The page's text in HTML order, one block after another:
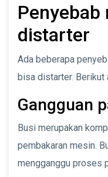
distarter
Ada beberapa
bisa distarter. Berikut
Gangguan
Busi merupakan
pembakaran mesin.
mengganggu proses